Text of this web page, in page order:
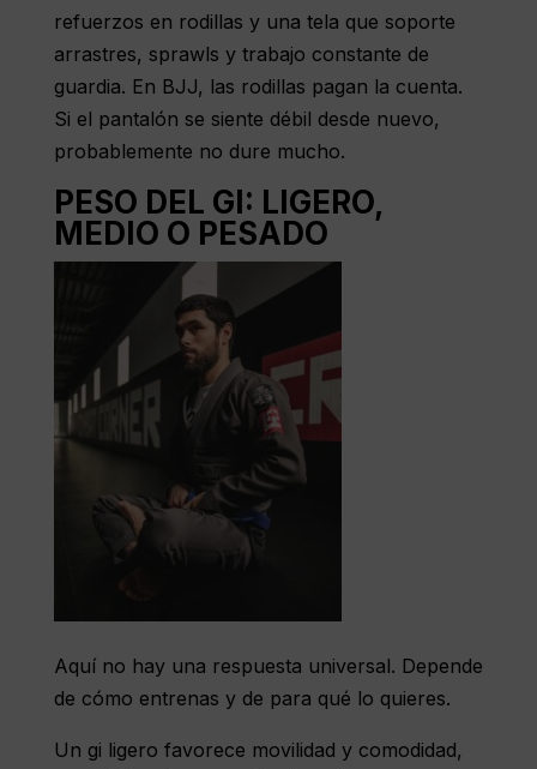
refuerzos en rodillas y una tela que soporte
arrastres, sprawls y trabajo constante de
guardia. En BJJ, las rodillas pagan la cuenta.
Si el pantalón se siente débil desde nuevo,
probablemente no dure mucho.
PESO DEL GI: LIGERO,
MEDIO O PESADO
Aquí no hay una respuesta universal. Depende
de cómo entrenas y de para qué lo quieres.
Un gi ligero favorece movilidad y comodidad,